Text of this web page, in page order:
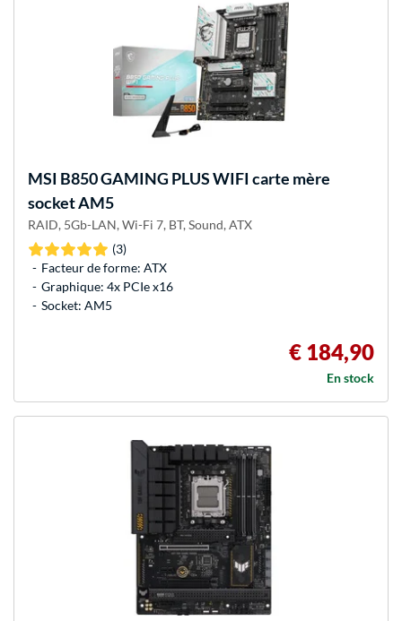
MSI B850 GAMING PLUS WIFI carte mère
socket AM5
RAID, 5Gb-LAN, Wi-Fi 7, BT, Sound, ATX
(3)
Facteur de forme: ATX
Graphique: 4x PCIe x16
Socket: AM5
€ 184,90
En stock